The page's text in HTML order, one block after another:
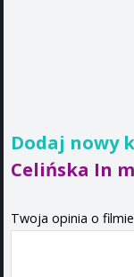
Dodaj nowy
Celińska In
Twoja opinia o